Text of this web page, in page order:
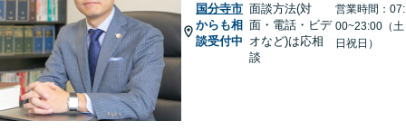
国分寺市
からも相
談受付中
面談方法(対
面・電話・ビデ
オなど)は応相
談
営業時間：07:
00~23:00（土
日祝日）